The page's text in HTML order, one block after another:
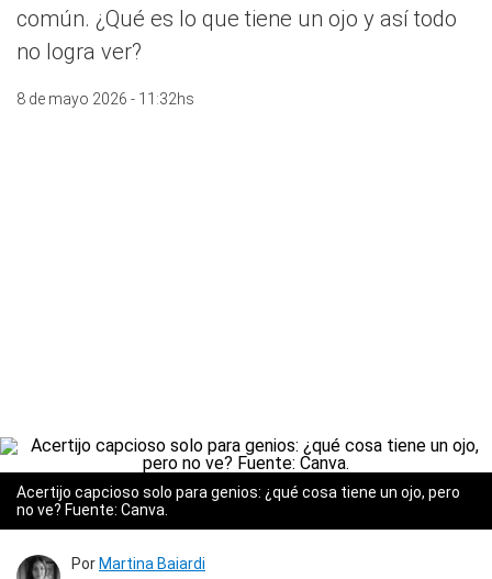
común. ¿Qué es lo que tiene un ojo y así todo
no logra ver?
8 de mayo 2026 - 11:32hs
Acertijo capcioso solo para genios: ¿qué cosa tiene un ojo, pero
no ve? Fuente: Canva.
Por Martina Baiardi